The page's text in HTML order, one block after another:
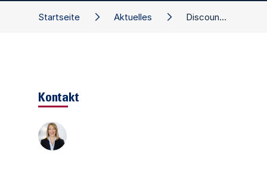
Startseite Aktuelles Discounter im Luxusfieber! Wie Aldi, Lidl & Co. den Premiummarkt besetzen
Kontakt